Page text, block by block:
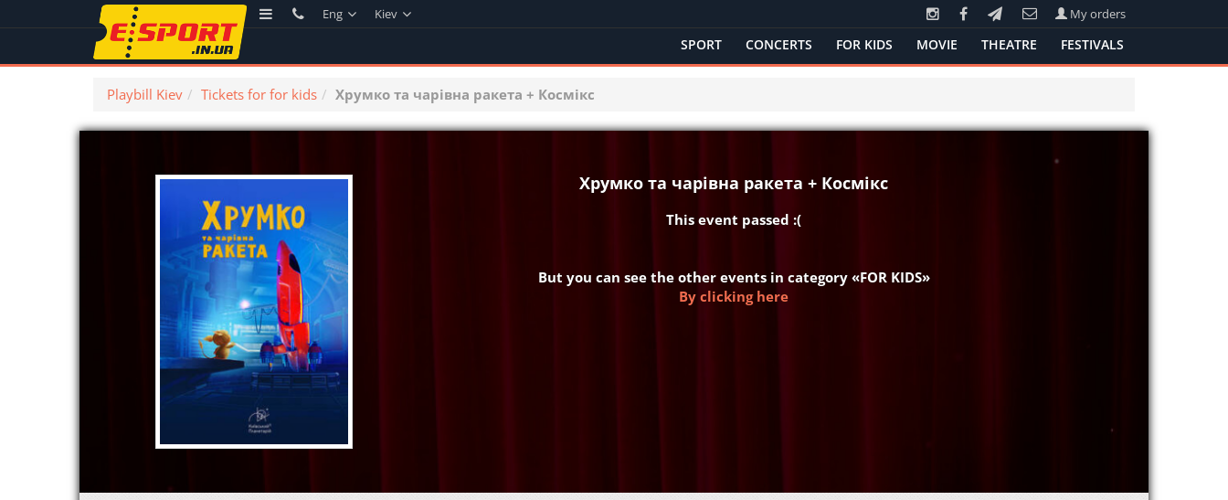
Eng Kiev My orders
SPORT CONCERTS FOR KIDS MOVIE THEATRE FESTIVALS
Playbill Kiev Tickets for for kids Хрумко та чарівна ракета + Космікс
Хрумко та чарівна ракета + Космікс
This event passed :(
But you can see the other events in category «FOR KIDS»
By clicking here